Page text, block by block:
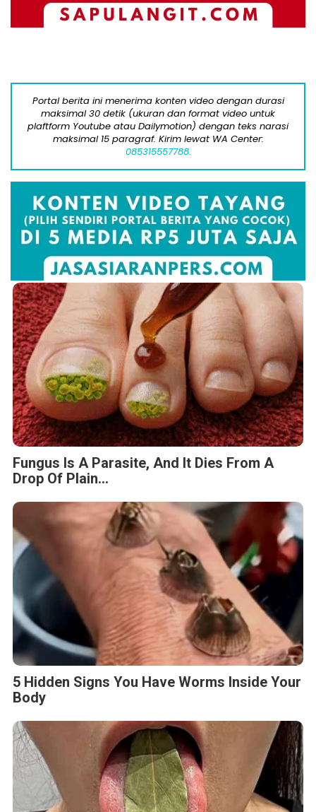
Portal berita ini menerima konten video dengan durasi
maksimal 30 detik (ukuran dan format video untuk
plaftform Youtube atau Dailymotion) dengan teks narasi
maksimal 15 paragraf. Kirim lewat WA Center:
085315557788.
Fungus Is A Parasite, And It Dies From A
Drop Of Plain...
5 Hidden Signs You Have Worms Inside Your
Body